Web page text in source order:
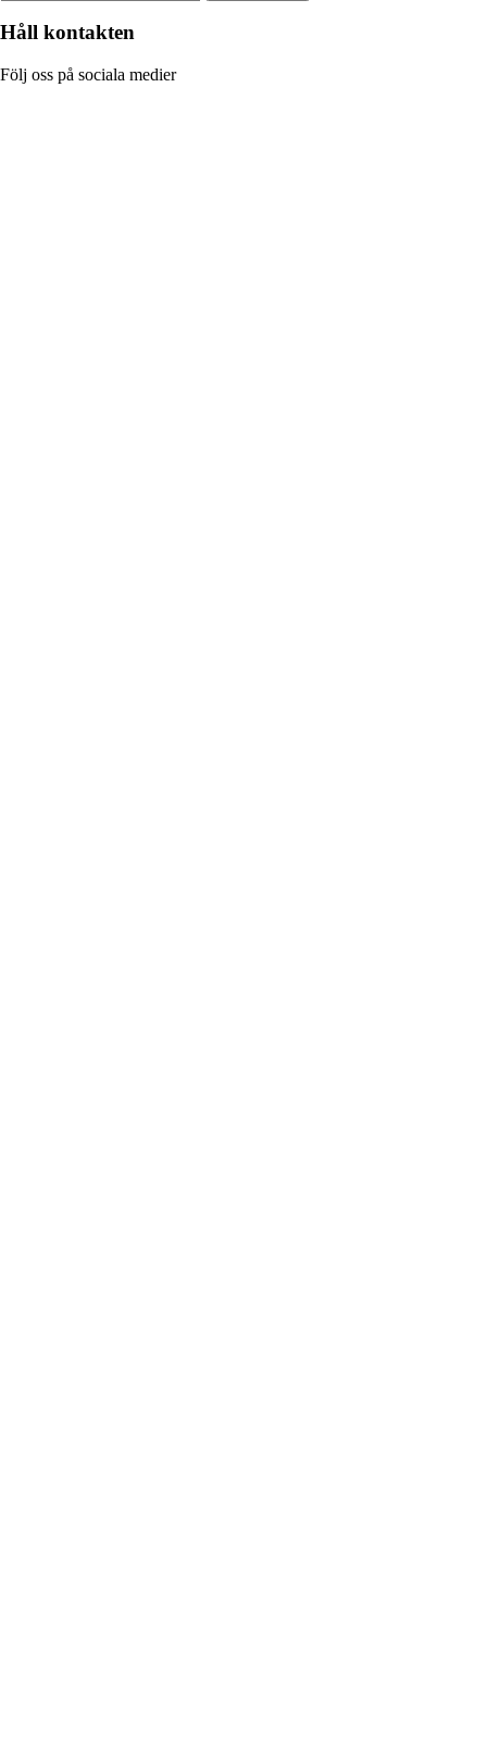
Håll kontakten
Följ oss på sociala medier